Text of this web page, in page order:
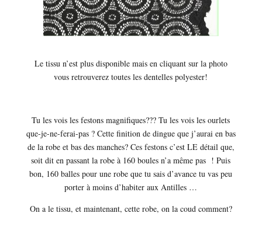
Le tissu n’est plus disponible mais en cliquant sur la photo
vous retrouverez toutes les dentelles polyester!
Tu les vois les festons magnifiques??? Tu les vois les ourlets
que-je-ne-ferai-pas ? Cette finition de dingue que j’aurai en bas
de la robe et bas des manches? Ces festons c’est LE détail que,
soit dit en passant la robe à 160 boules n’a même pas ! Puis
bon, 160 balles pour une robe que tu sais d’avance tu vas peu
porter à moins d’habiter aux Antilles …
On a le tissu, et maintenant, cette robe, on la coud comment?